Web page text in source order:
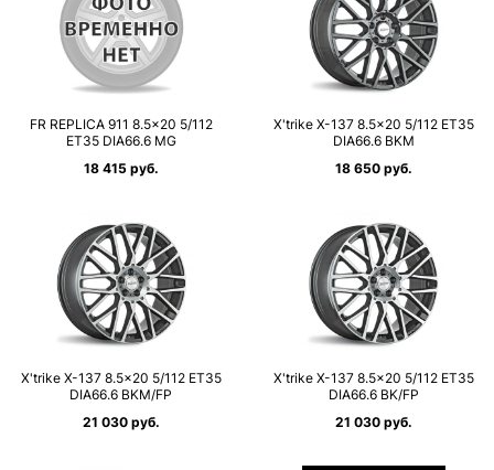
FR REPLICA 911 8.5×20 5/112
ET35 DIA66.6 MG
18 415 руб.
X'trike X-137 8.5×20 5/112 ET35
DIA66.6 BKM
18 650 руб.
X'trike X-137 8.5×20 5/112 ET35
DIA66.6 BKM/FP
21 030 руб.
X'trike X-137 8.5×20 5/112 ET35
DIA66.6 BK/FP
21 030 руб.